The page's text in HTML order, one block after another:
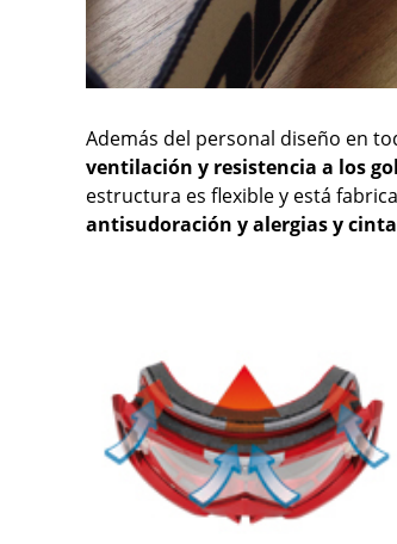
Además del personal diseño en
ventilación y resistencia a los
estructura es flexible y está
antisudoración y alergias y